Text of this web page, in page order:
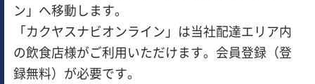
ン」へ移動します。
「カクヤスナビオンライン」は当社配達エリア内
の飲食店様がご利用いただけます。会員登録（登
録無料）が必要です。